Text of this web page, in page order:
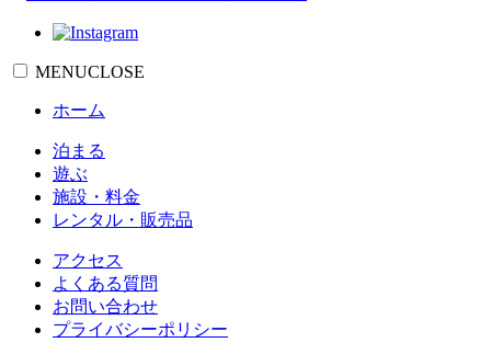
MENUCLOSE
ホーム
泊まる
遊ぶ
施設・料金
レンタル・販売品
アクセス
よくある質問
お問い合わせ
プライバシーポリシー